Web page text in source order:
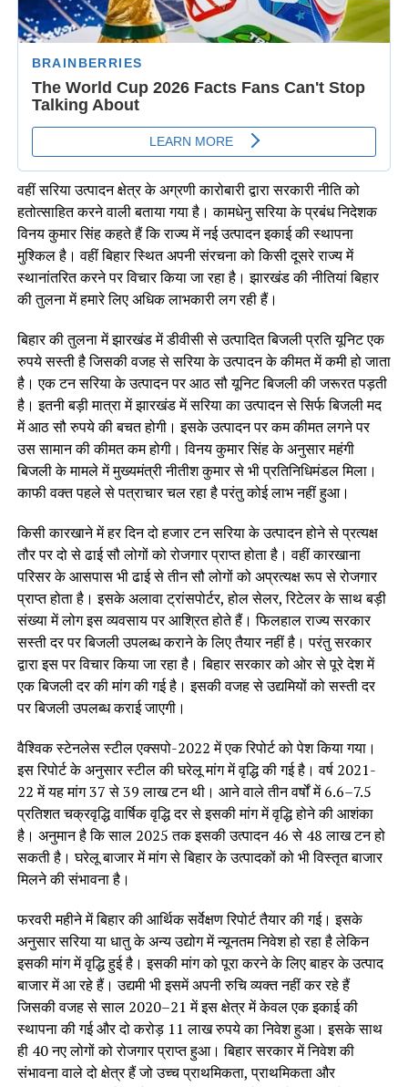
वहीं सरिया उत्पादन क्षेत्र के अग्रणी कारोबारी द्वारा सरकारी नीति को
हतोत्साहित करने वाली बताया गया है। कामधेनु सरिया के प्रबंध निदेशक
विनय कुमार सिंह कहते हैं कि राज्य में नई उत्पादन इकाई की स्थापना
मुश्किल है। वहीं बिहार स्थित अपनी संरचना को किसी दूसरे राज्य में
स्थानांतरित करने पर विचार किया जा रहा है। झारखंड की नीतियां बिहार
की तुलना में हमारे लिए अधिक लाभकारी लग रही हैं।
बिहार की तुलना में झारखंड में डीवीसी से उत्पादित बिजली प्रति यूनिट एक
रुपये सस्ती है जिसकी वजह से सरिया के उत्पादन के कीमत में कमी हो जाता
है। एक टन सरिया के उत्पादन पर आठ सौ यूनिट बिजली की जरूरत पड़ती
है। इतनी बड़ी मात्रा में झारखंड में सरिया का उत्पादन से सिर्फ बिजली मद
में आठ सौ रुपये की बचत होगी। इसके उत्पादन पर कम कीमत लगने पर
उस सामान की कीमत कम होगी। विनय कुमार सिंह के अनुसार महंगी
बिजली के मामले में मुख्यमंत्री नीतीश कुमार से भी प्रतिनिधिमंडल मिला।
काफी वक्त पहले से पत्राचार चल रहा है परंतु कोई लाभ नहीं हुआ।
किसी कारखाने में हर दिन दो हजार टन सरिया के उत्पादन होने से प्रत्यक्ष
तौर पर दो से ढाई सौ लोगों को रोजगार प्राप्त होता है। वहीं कारखाना
परिसर के आसपास भी ढाई से तीन सौ लोगों को अप्रत्यक्ष रूप से रोजगार
प्राप्त होता है। इसके अलावा ट्रांसपोर्टर, होल सेलर, रिटेलर के साथ बड़ी
संख्या में लोग इस व्यवसाय पर आश्रित होते हैं। फिलहाल राज्य सरकार
सस्ती दर पर बिजली उपलब्ध कराने के लिए तैयार नहीं है। परंतु सरकार
द्वारा इस पर विचार किया जा रहा है। बिहार सरकार को ओर से पूरे देश में
एक बिजली दर की मांग की गई है। इसकी वजह से उद्यमियों को सस्ती दर
पर बिजली उपलब्ध कराई जाएगी।
वैश्विक स्टेनलेस स्टील एक्सपो-2022 में एक रिपोर्ट को पेश किया गया।
इस रिपोर्ट के अनुसार स्टील की घरेलू मांग में वृद्धि की गई है। वर्ष 2021-
22 में यह मांग 37 से 39 लाख टन थी। आने वाले तीन वर्षों में 6.6–7.5
प्रतिशत चक्रवृद्धि वार्षिक वृद्धि दर से इसकी मांग में वृद्धि होने की आशंका
है। अनुमान है कि साल 2025 तक इसकी उत्पादन 46 से 48 लाख टन हो
सकती है। घरेलू बाजार में मांग से बिहार के उत्पादकों को भी विस्तृत बाजार
मिलने की संभावना है।
फरवरी महीने में बिहार की आर्थिक सर्वेक्षण रिपोर्ट तैयार की गई। इसके
अनुसार सरिया या धातु के अन्य उद्योग में न्यूनतम निवेश हो रहा है लेकिन
इसकी मांग में वृद्धि हुई है। इसकी मांग को पूरा करने के लिए बाहर के उत्पाद
बाजार में आ रहे हैं। उद्यमी भी इसमें अपनी रुचि व्यक्त नहीं कर रहे हैं
जिसकी वजह से साल 2020–21 में इस क्षेत्र में केवल एक इकाई की
स्थापना की गई और दो करोड़ 11 लाख रुपये का निवेश हुआ। इसके साथ
ही 40 नए लोगों को रोजगार प्राप्त हुआ। बिहार सरकार में निवेश की
संभावना वाले दो क्षेत्र हैं जो उच्च प्राथमिकता, प्राथमिकता और